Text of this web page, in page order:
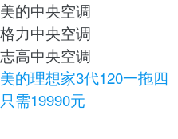
美的中央空调
格力中央空调
志高中央空调
美的理想家3代120一拖四
只需19990元